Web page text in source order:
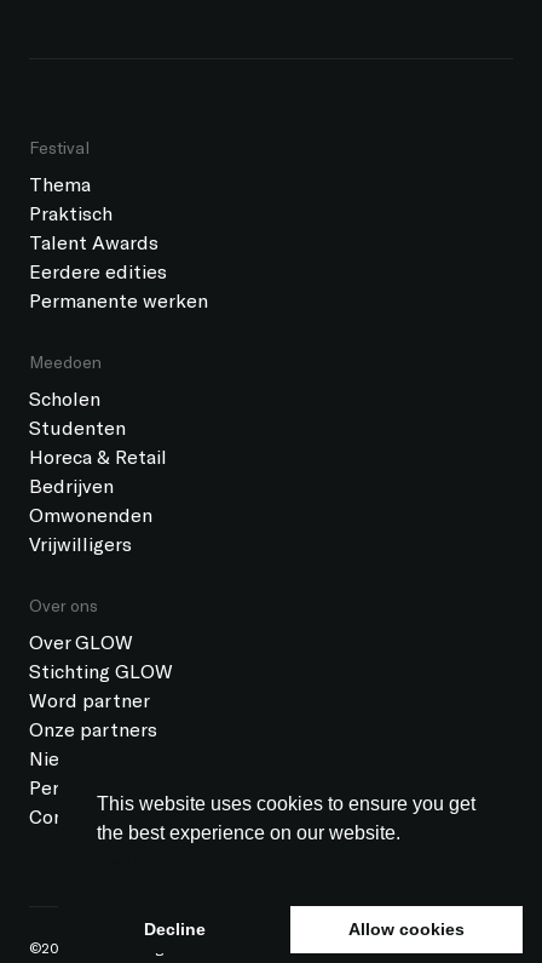
This website uses cookies to ensure you get
the best experience on our website.
Decline Allow cookies
Festival
Thema
Praktisch
Talent Awards
Eerdere edities
Permanente werken
Meedoen
Scholen
Studenten
Horeca & Retail
Bedrijven
Omwonenden
Vrijwilligers
Over ons
Over GLOW
Stichting GLOW
Word partner
Onze partners
Nieuws
Pers
Contact
©2026 GLOW All rights reserved